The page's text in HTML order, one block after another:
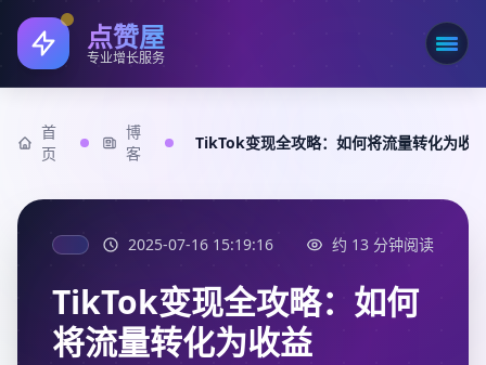
点赞屋
专业增长服务 打开
首
页
博
客
TikTok变现全攻略：如何将流量转化为收
2025-07-16 15:19:16 约 13 分钟阅读
TikTok变现全攻略：如何
将流量转化为收益